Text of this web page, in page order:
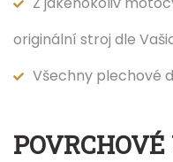
originální stroj dle
Všechny plechové